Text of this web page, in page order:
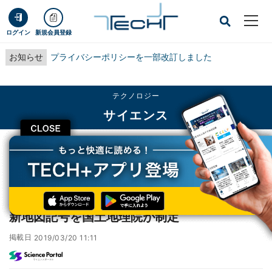
ログイン 新規会員登録
お知らせ プライバシーポリシーを一部改訂しました
CLOSE
テクノロジー
サイエンス
TECH+ テクノロジー
サイエンス
災害伝える碑の存在をもっと知って備えよう 新地図記号を国土地理院が制定
災害伝える碑の存在をもっと知って備えよう
新地図記号を国土地理院が制定
掲載日 2019/03/20 11:11